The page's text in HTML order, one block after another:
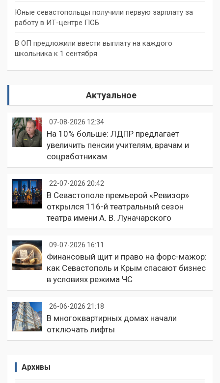
Юные севастопольцы получили первую зарплату за
работу в ИТ-центре ПСБ
В ОП предложили ввести выплату на каждого
школьника к 1 сентября
Актуальное
07-08-2026 12:34
На 10% больше: ЛДПР предлагает
увеличить пенсии учителям, врачам и
соцработникам
22-07-2026 20:42
В Севастополе премьерой «Ревизор»
открылся 116-й театральный сезон
театра имени А. В. Луначарского
09-07-2026 16:11
Финансовый щит и право на форс-мажор:
как Севастополь и Крым спасают бизнес
в условиях режима ЧС
26-06-2026 21:18
В многоквартирных домах начали
отключать лифты
Архивы